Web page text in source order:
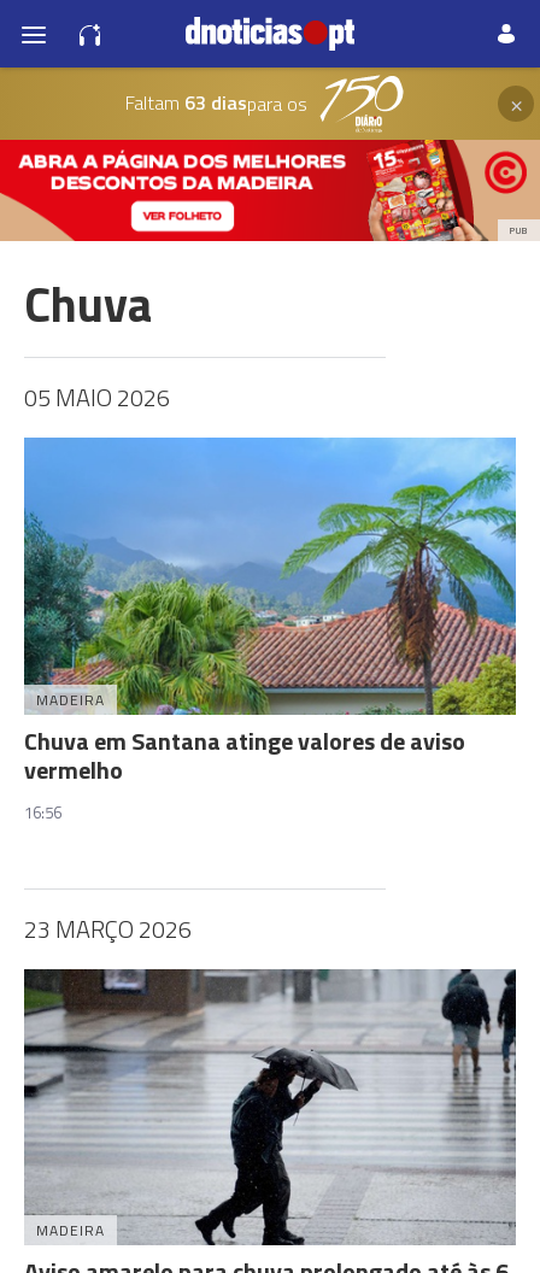
Faltam 63 diaspara os ×
PUB
Chuva
05 MAIO 2026
MADEIRA
Chuva em Santana atinge valores de aviso
vermelho
16:56
23 MARÇO 2026
MADEIRA